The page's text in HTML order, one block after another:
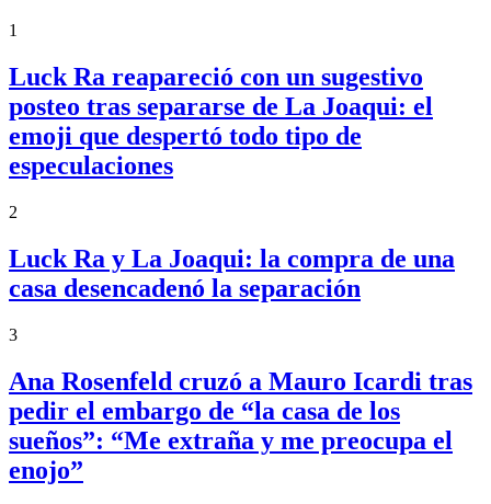
1
Luck Ra reapareció con un sugestivo
posteo tras separarse de La Joaqui: el
emoji que despertó todo tipo de
especulaciones
2
Luck Ra y La Joaqui: la compra de una
casa desencadenó la separación
3
Ana Rosenfeld cruzó a Mauro Icardi tras
pedir el embargo de “la casa de los
sueños”: “Me extraña y me preocupa el
enojo”